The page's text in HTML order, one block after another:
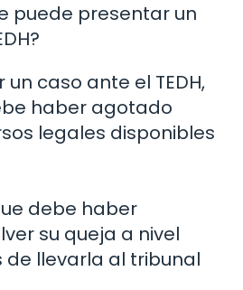
puede presentar un
caso ante el TEDH,
haber agotado
legales disponibles
debe haber
su queja a nivel
de llevarla al tribunal